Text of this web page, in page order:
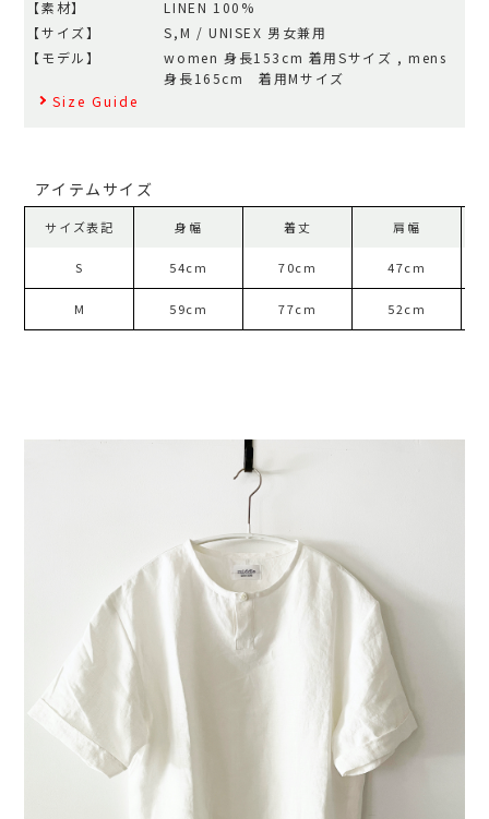
【素材】
LINEN 100%
【サイズ】
S,M / UNISEX 男女兼用
【モデル】
women 身長153cm 着用Sサイズ , mens
身長165cm 着用Mサイズ
Size Guide
アイテムサイズ
サイズ表記 身幅 着丈 肩幅
S 54cm 70cm 47cm
M 59cm 77cm 52cm